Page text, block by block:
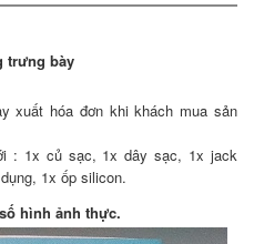
trưng bày
xuất hóa đơn khi khách mua sản
: 1x củ sạc, 1x dây sạc, 1x jack
1x ốp silicon.
hình ảnh thực.